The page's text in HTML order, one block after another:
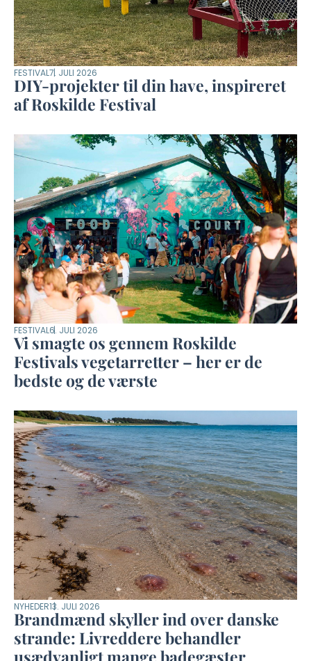
FESTIVAL7. JULI 2026
DIY-projekter til din have, inspireret
af Roskilde Festival
FESTIVAL6. JULI 2026
Vi smagte os gennem Roskilde
Festivals vegetarretter – her er de
bedste og de værste
NYHEDER13. JULI 2026
Brandmænd skyller ind over danske
strande: Livreddere behandler
usædvanligt mange badegæster